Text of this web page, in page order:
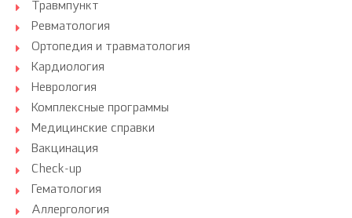
Травмпункт
Ревматология
Ортопедия и травматология
Кардиология
Неврология
Комплексные программы
Медицинские справки
Вакцинация
Check-up
Гематология
Аллергология